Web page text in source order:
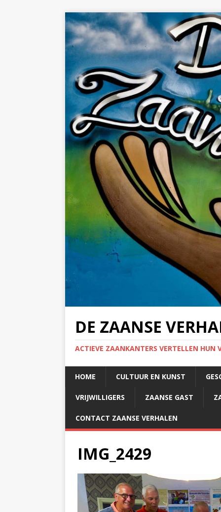
DE ZAANSE
ACTIEVE ZAANKANTERS VERTELLEN HUN
HOME CULTUUR EN KUNST
VRIJWILLIGERS ZAANSE GAST
CONTACT ZAANSE VERHALEN
IMG_2429